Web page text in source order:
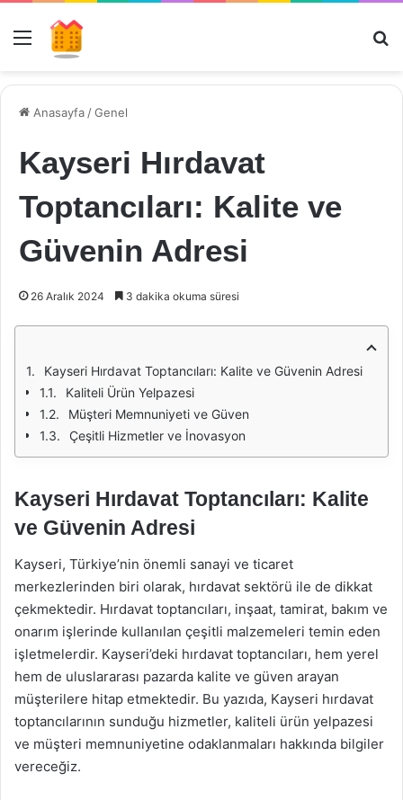
Menü
Anasayfa /Genel
Kayseri Hırdavat
Toptancıları: Kalite ve
Güvenin Adresi
26 Aralık 2024 3 dakika okuma süresi
Kayseri Hırdavat Toptancıları: Kalite ve Güvenin Adresi
Kaliteli Ürün Yelpazesi
Müşteri Memnuniyeti ve Güven
Çeşitli Hizmetler ve İnovasyon
Kayseri Hırdavat Toptancıları: Kalite
ve Güvenin Adresi
Kayseri, Türkiye’nin önemli sanayi ve ticaret
merkezlerinden biri olarak, hırdavat sektörü ile de dikkat
çekmektedir. Hırdavat toptancıları, inşaat, tamirat, bakım ve
onarım işlerinde kullanılan çeşitli malzemeleri temin eden
işletmelerdir. Kayseri’deki hırdavat toptancıları, hem yerel
hem de uluslararası pazarda kalite ve güven arayan
müşterilere hitap etmektedir. Bu yazıda, Kayseri hırdavat
toptancılarının sunduğu hizmetler, kaliteli ürün yelpazesi
ve müşteri memnuniyetine odaklanmaları hakkında bilgiler
vereceğiz.